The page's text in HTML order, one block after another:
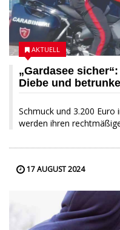
„Gardasee
Diebe und
Schmuck und 3.200
werden ihren
AKTUELL
17 AUGUST 2024